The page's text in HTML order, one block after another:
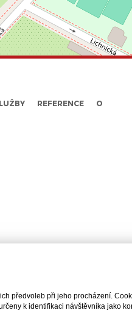
REFERENCE
O
předvoleb při jeho procházení.
k identifikaci návštěvníka jako